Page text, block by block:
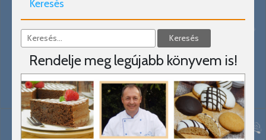
Keresés
Rendelje meg legújabb könyvem is!